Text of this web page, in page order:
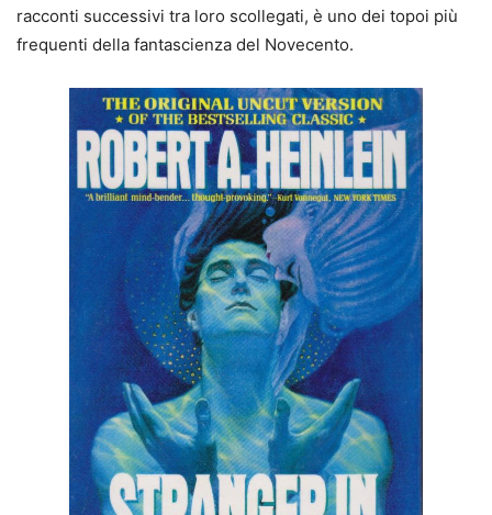
racconti successivi tra loro scollegati, è uno dei topoi più
frequenti della fantascienza del Novecento.